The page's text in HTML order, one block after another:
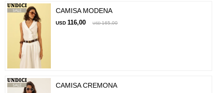
CAMISA MODENA
USD 116,00 USD 165,00
CAMISA CREMONA